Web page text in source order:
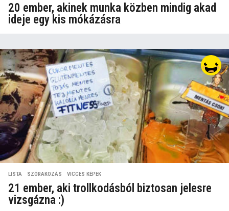
20 ember, akinek munka közben mindig akad
ideje egy kis mókázásra
LISTA ,SZÓRAKOZÁS ,VICCES KÉPEK
21 ember, aki trollkodásból biztosan jelesre
vizsgázna :)